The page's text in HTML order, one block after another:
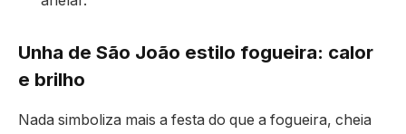
Unha de São João estilo fogueira: calor
e brilho
Nada simboliza mais a festa do que a fogueira, cheia